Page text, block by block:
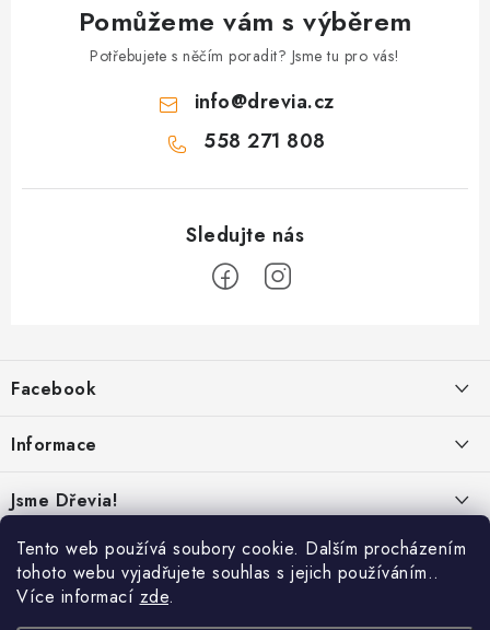
Tento web používá soubory cookie. Dalším procházením
tohoto webu vyjadřujete souhlas s jejich používáním..
Více informací zde.
Pomůžeme vám s výběrem
Potřebujete s něčím poradit? Jsme tu pro vás!
info@drevia.cz
558 271 808
p
a
Facebook
Informace
Reklamace & vrácení
Hodnocení
Jsme Dřevia!
Kontakt
Náš příběh
Udržitelnost